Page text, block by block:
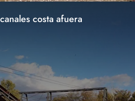
costa afuera